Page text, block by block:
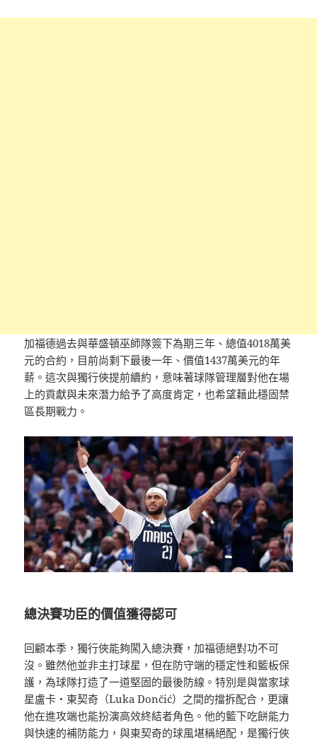
加福德過去與華盛頓巫師隊簽下為期三年、總值4018萬美
元的合約，目前尚剩下最後一年、價值1437萬美元的年
薪。這次與獨行俠提前續約，意味著球隊管理層對他在場
上的貢獻與未來潛力給予了高度肯定，也希望藉此穩固禁
區長期戰力。
總決賽功臣的價值獲得認可
回顧本季，獨行俠能夠闖入總決賽，加福德絕對功不可
沒。雖然他並非主打球星，但在防守端的穩定性和籃板保
護，為球隊打造了一道堅固的最後防線。特別是與當家球
星盧卡・東契奇（Luka Dončić）之間的擋拆配合，更讓
他在進攻端也能扮演高效終結者角色。他的籃下吃餅能力
與快速的補防能力，與東契奇的球風堪稱絕配，是獨行俠